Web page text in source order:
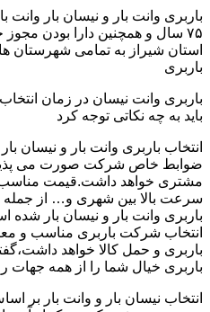
باربری وانت بار و نیسان بار وانت
۷۵ سال و همچنین دارا بودن
استان شیراز به تمامی شهرستان
باربری
باربری وانت نیسان در زمان انتخاب
باید به چه نکاتی توجه کرد
انتخاب باربری وانت بار و نیسان
ضوابط خاص شرکت صورت می
مشتری خواهد داشت.قیمت
سرعت بالا بین شهری و… از
باربری وانت بار و نیسان بار شده
انتخاب شرکت باربری مناسب و
باربری و حمل کالا خواهد
باربری خیال شما را از همه جهات
انتخاب نیسان بار و وانت بار بر